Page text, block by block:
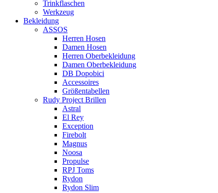
Trinkflaschen
Werkzeug
Bekleidung
ASSOS
Herren Hosen
Damen Hosen
Herren Oberbekleidung
Damen Oberbekleidung
DB Dopobici
Accessoires
Größentabellen
Rudy Project Brillen
Astral
El Rey
Exception
Firebolt
Magnus
Noosa
Propulse
RPJ Toms
Rydon
Rydon Slim